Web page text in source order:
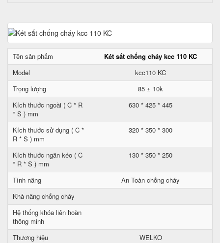
Tên sản phẩm
Két sắt chống cháy kcc 110 KC
Model
kcc110 KC
Trọng lượng
85 ± 10k
Kích thước ngoài ( C * R
* S ) mm
630 * 425 * 445
Kích thước sử dụng ( C *
R * S ) mm
320 * 350 * 300
Kích thước ngăn kéo ( C
* R * S ) mm
130 * 350 * 250
Tính năng
An Toàn chống cháy
Khả năng chống cháy
Hệ thống khóa liên hoàn
thông minh
Thương hiệu
WELKO